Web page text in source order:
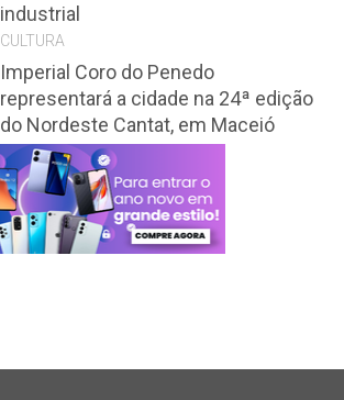
industrial
CULTURA
Imperial Coro do Penedo
representará a cidade na 24ª edição
do Nordeste Cantat, em Maceió